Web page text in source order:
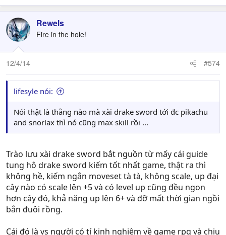
Rewels
Fire in the hole!
12/4/14 #574
lifesyle nói:
Nói thật là thằng nào mà xài drake sword tới đc pikachu
and snorlax thì nó cũng max skill rồi ...
Trào lưu xài drake sword bắt nguồn từ mấy cái guide
tung hô drake sword kiếm tốt nhất game, thật ra thì
không hề, kiếm ngắn moveset tà tà, không scale, up đại
cây nào có scale lên +5 và có level up cũng đều ngon
hơn cây đó, khả năng up lên 6+ và đỡ mất thời gian ngồi
bắn đuôi rồng.
Cái đó là vs người có tí kinh nghiệm về game rpg và chịu